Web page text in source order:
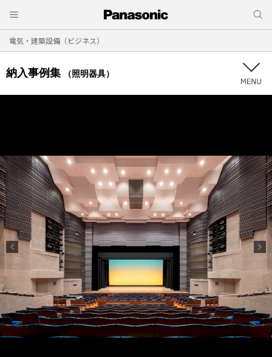
電気・建築設備（ビジネス）
納入事例集 （照明器具）